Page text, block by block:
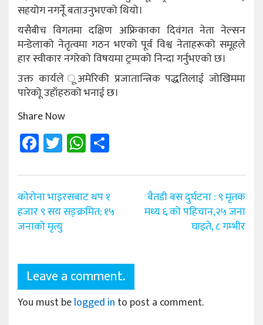
सहयोग नगर्नेू बताउनुभएको थियो।
यसैबीच विगतमा दक्षिण अफ्रिकाका दिवंगत नेता नेल्सन
मन्डेलाको नेतृत्वमा गठन भएको पूर्व विश्व नेताहरूको समूहले
हार स्वीकार नगरेको विषयमा ट्रम्पको निन्दा गर्नुभएको छ।
उक्त कार्यले ूअमेरिकी प्रजातान्त्रिक पद्धतिलाई जोखिममा
पारेकोू उहाँहरुको भनाई छ।
Share Now
Facebook
TwitterWhatsApp
Post
navigation
कोरोना भाइरसबाट थप १
हजार ९ सय सङ्क्रमित; १५
जनाको मृत्यु
बैतडी बस दुर्घटना : ९ मृतक
मध्य ६ को पहिचान,२५ जना
घाइते, ८ गम्भीर
Leave a comment.
You must belogged in to post a comment.